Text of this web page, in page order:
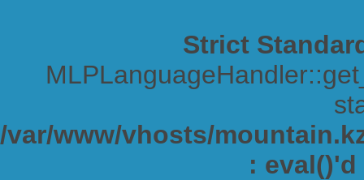
Strict
/var/www/vhosts/
: